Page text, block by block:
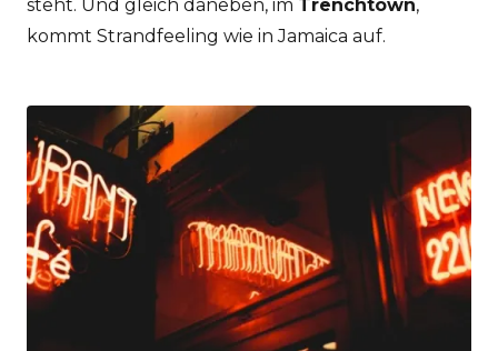
steht. Und gleich daneben, im Trenchtown,
kommt Strandfeeling wie in Jamaica auf.